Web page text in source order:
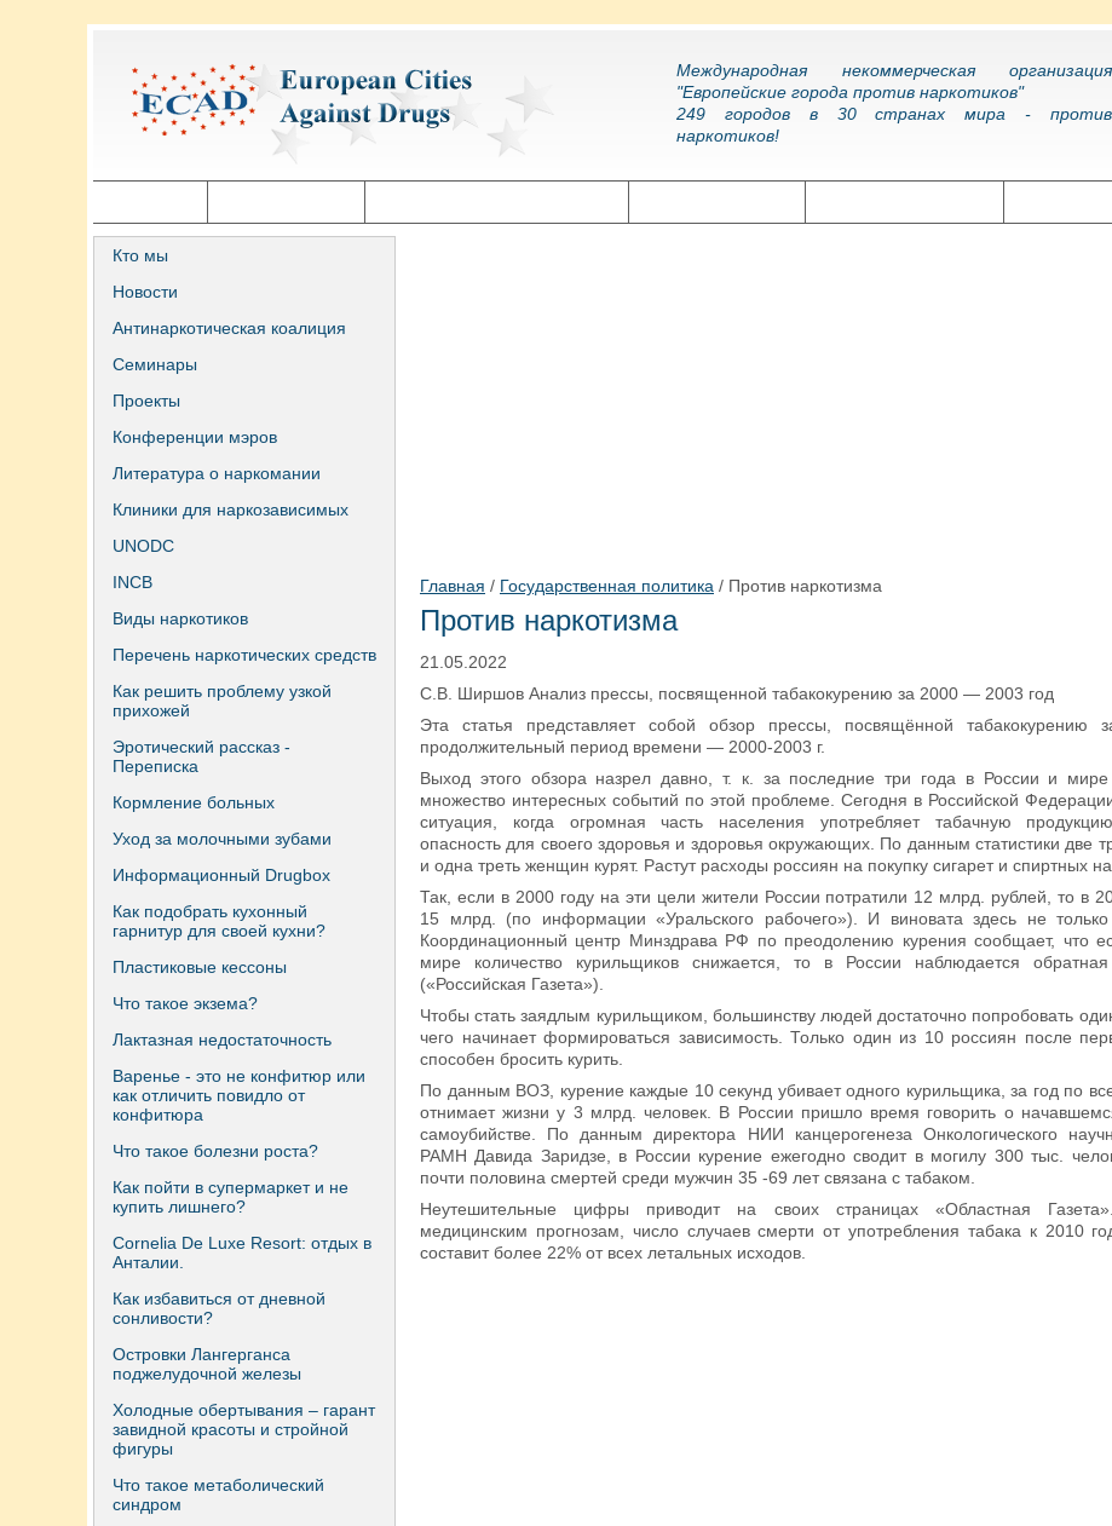
Международная некоммерческая организация
"Европейские города против наркотиков"
249 городов в 30 странах мира - против
наркотиков!
Кто мы
Новости
Антинаркотическая коалиция
Семинары
Проекты
Конференции мэров
Литература о наркомании
Клиники для наркозависимых
UNODC
INCB
Виды наркотиков
Перечень наркотических средств
Как решить проблему узкой
прихожей
Эротический рассказ -
Переписка
Кормление больных
Уход за молочными зубами
Информационный Drugbox
Как подобрать кухонный
гарнитур для своей кухни?
Пластиковые кессоны
Что такое экзема?
Лактазная недостаточность
Варенье - это не конфитюр или
как отличить повидло от
конфитюра
Что такое болезни роста?
Как пойти в супермаркет и не
купить лишнего?
Сornelia De Luxe Resort: отдых в
Анталии.
Как избавиться от дневной
сонливости?
Островки Лангерганса
поджелудочной железы
Холодные обертывания – гарант
завидной красоты и стройной
фигуры
Что такое метаболический
синдром
Главная / Государственная политика / Против наркотизма
Против наркотизма
21.05.2022
С.В. Ширшов Анализ прессы, посвященной табакокурению за 2000 — 2003 год
Эта статья представляет собой обзор прессы, посвящённой табакокурению
продолжительный период времени — 2000-2003 г.
Выход этого обзора назрел давно, т. к. за последние три года в России и
множество интересных событий по этой проблеме. Сегодня в Российской
ситуация, когда огромная часть населения употребляет табачную
опасность для своего здоровья и здоровья окружающих. По данным статистики две
и одна треть женщин курят. Растут расходы россиян на покупку сигарет и спиртных
Так, если в 2000 году на эти цели жители России потратили 12 млрд. рублей, то в
15 млрд. (по информации «Уральского рабочего»). И виновата здесь не
Координационный центр Минздрава РФ по преодолению курения сообщает, что
мире количество курильщиков снижается, то в России наблюдается
(«Российская Газета»).
Чтобы стать заядлым курильщиком, большинству людей достаточно попробовать
чего начинает формироваться зависимость. Только один из 10 россиян после
способен бросить курить.
По данным ВОЗ, курение каждые 10 секунд убивает одного курильщика, за год по
отнимает жизни у 3 млрд. человек. В России пришло время говорить о
самоубийстве. По данным директора НИИ канцерогенеза Онкологического
РАМН Давида Заридзе, в России курение ежегодно сводит в могилу 300 тыс.
почти половина смертей среди мужчин 35 -69 лет связана с табаком.
Неутешительные цифры приводит на своих страницах «Областная
медицинским прогнозам, число случаев смерти от употребления табака к 2010
составит более 22% от всех летальных исходов.